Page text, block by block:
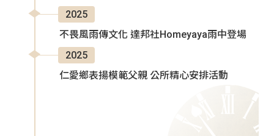
2025
不畏風雨傳文化 達邦社Homeyaya雨中登場
2025
仁愛鄉表揚模範父親 公所精心安排活動